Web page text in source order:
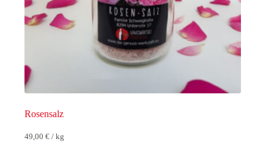
Rosensalz
49,00 € / kg